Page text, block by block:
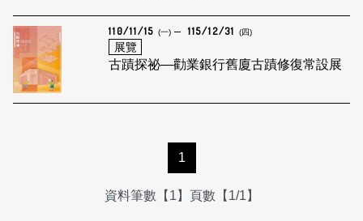
110/11/15 (一) 115/12/31 (四)
展覽
古蹟探祕—勸業銀行舊廈古蹟修復常設展
1
資料筆數【1】頁數【1/1】